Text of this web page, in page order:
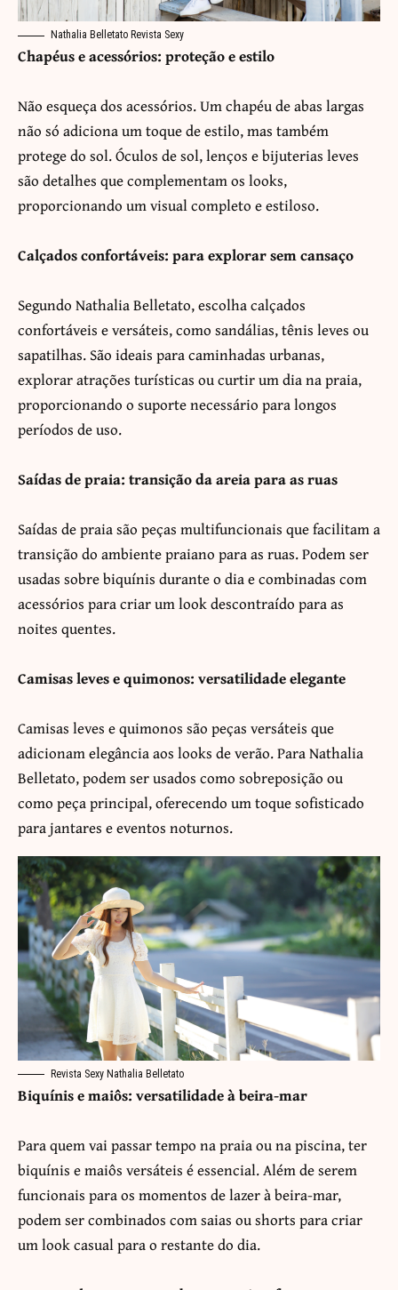
Nathalia Belletato Revista Sexy
Chapéus e acessórios: proteção e estilo
Não esqueça dos acessórios. Um chapéu de abas largas
não só adiciona um toque de estilo, mas também
protege do sol. Óculos de sol, lenços e bijuterias leves
são detalhes que complementam os looks,
proporcionando um visual completo e estiloso.
Calçados confortáveis: para explorar sem cansaço
Segundo Nathalia Belletato, escolha calçados
confortáveis e versáteis, como sandálias, tênis leves ou
sapatilhas. São ideais para caminhadas urbanas,
explorar atrações turísticas ou curtir um dia na praia,
proporcionando o suporte necessário para longos
períodos de uso.
Saídas de praia: transição da areia para as ruas
Saídas de praia são peças multifuncionais que facilitam a
transição do ambiente praiano para as ruas. Podem ser
usadas sobre biquínis durante o dia e combinadas com
acessórios para criar um look descontraído para as
noites quentes.
Camisas leves e quimonos: versatilidade elegante
Camisas leves e quimonos são peças versáteis que
adicionam elegância aos looks de verão. Para Nathalia
Belletato, podem ser usados como sobreposição ou
como peça principal, oferecendo um toque sofisticado
para jantares e eventos noturnos.
Revista Sexy Nathalia Belletato
Biquínis e maiôs: versatilidade à beira-mar
Para quem vai passar tempo na praia ou na piscina, ter
biquínis e maiôs versáteis é essencial. Além de serem
funcionais para os momentos de lazer à beira-mar,
podem ser combinados com saias ou shorts para criar
um look casual para o restante do dia.